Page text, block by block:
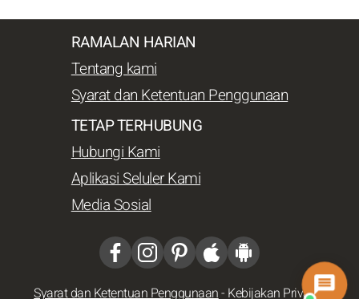
RAMALAN HARIAN
Tentang kami
Syarat dan Ketentuan Penggunaan
TETAP TERHUBUNG
Hubungi Kami
Aplikasi Seluler Kami
Media Sosial
Syarat dan Ketentuan Penggunaan- Kebijakan Privasi-